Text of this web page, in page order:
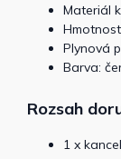
Materiál
Plynová
Barva:
Rozsah
1 x